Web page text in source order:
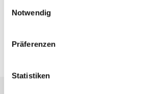
Notwendig
Präferenzen
Statistiken